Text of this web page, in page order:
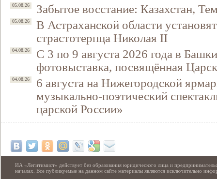
05.08.26 Забытое восстание: Казахстан,
05.08.26
В Астраханской области
страстотерпца Николая II
04.08.26
С 3 по 9 августа 2026 года в
фотовыставка, посвящённая
04.08.26
6 августа на Нижегородской
музыкально-поэтический
царской России»
ИА «Легитимист» действует без образования юридического лица и
началах. Все публикуемые на данном сайте материалы являются исключительно